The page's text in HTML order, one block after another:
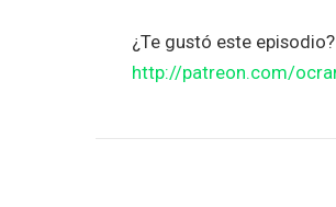
¿Te gustó este
http://patreon.com/